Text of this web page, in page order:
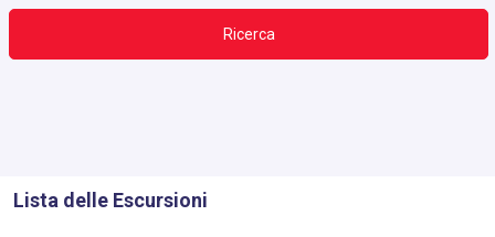
Ricerca
Lista delle Escursioni